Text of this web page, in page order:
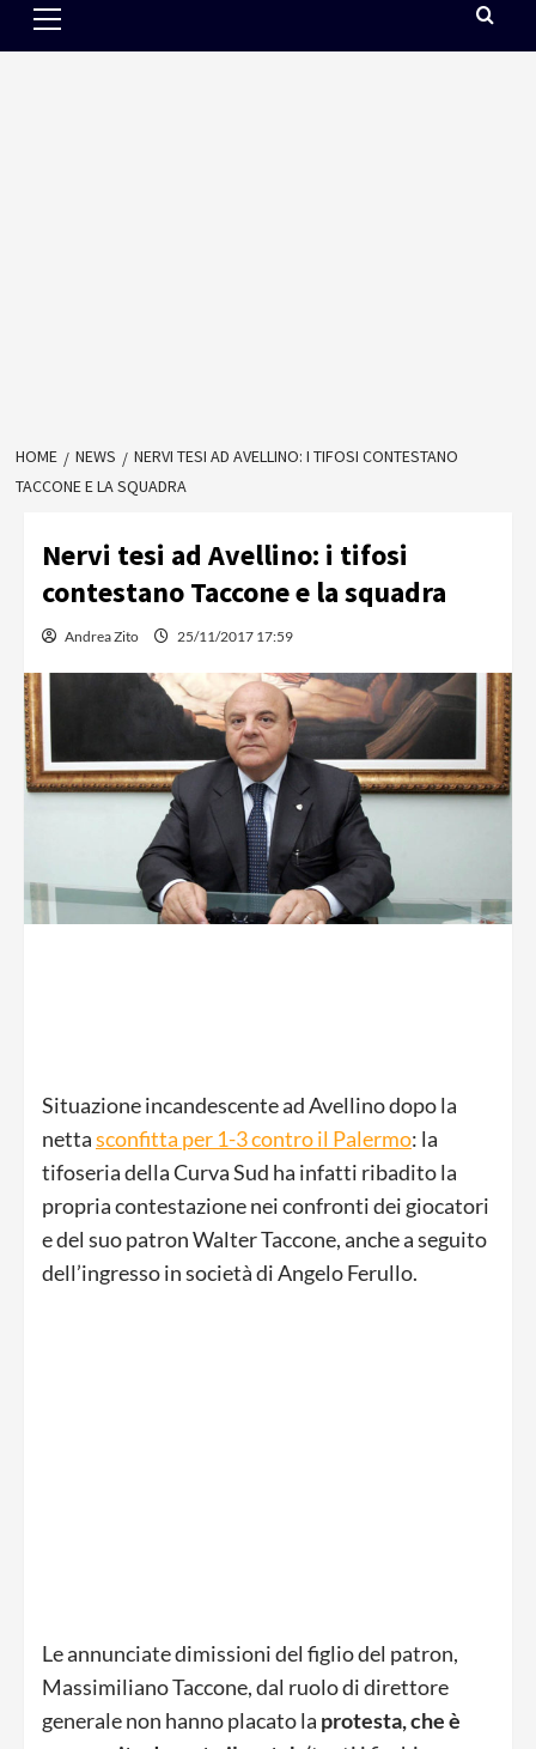
Menu
HOME NEWS
NERVI TESI AD AVELLINO: I TIFOSI CONTESTANO
TACCONE E LA SQUADRA
Nervi tesi ad Avellino: i tifosi
contestano Taccone e la squadra
Andrea Zito 25/11/2017 17:59
Situazione incandescente ad Avellino dopo la
nettasconfitta per 1-3 contro il Palermo: la
tifoseria della Curva Sud ha infatti ribadito la
propria contestazione nei confronti dei giocatori
e del suo patron Walter Taccone, anche a seguito
dell’ingresso in società di Angelo Ferullo.
Le annunciate dimissioni del figlio del patron,
Massimiliano Taccone, dal ruolo di direttore
generale non hanno placato la protesta, che è